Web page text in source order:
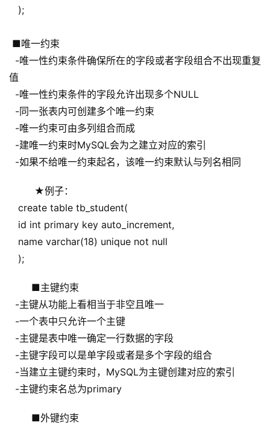
);
■唯一约束
-唯一性约束条件确保所在的字段或者字段组合不出现重复
值
-唯一性约束条件的字段允许出现多个NULL
-同一张表内可创建多个唯一约束
-唯一约束可由多列组合而成
-建唯一约束时MySQL会为之建立对应的索引
-如果不给唯一约束起名，该唯一约束默认与列名相同
★例子：
create table tb_student(
id int primary key auto_increment,
name varchar(18) unique not null
);
■主键约束
-主键从功能上看相当于非空且唯一
-一个表中只允许一个主键
-主键是表中唯一确定一行数据的字段
-主键字段可以是单字段或者是多个字段的组合
-当建立主键约束时，MySQL为主键创建对应的索引
-主键约束名总为primary
■外键约束